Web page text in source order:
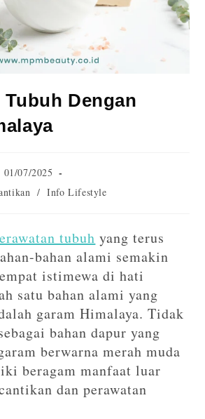
Tubuh Dengan
01/07/2025
/ Info Lifestyle
tubuh yang terus
bahan alami semakin
istimewa di hati
satu bahan alami yang
garam Himalaya. Tidak
bahan dapur yang
berwarna merah muda
beragam manfaat luar
dan perawatan